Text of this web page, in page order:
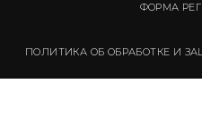
ФОРМА
ПОЛИТИКА ОБ ОБРАБОТКЕ И